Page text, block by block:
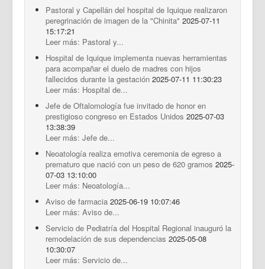
Pastoral y Capellán del hospital de Iquique realizaron
peregrinación de imagen de la "Chinita" 2025-07-11
15:17:21
Leer más: Pastoral y...
Hospital de Iquique implementa nuevas herramientas
para acompañar el duelo de madres con hijos
fallecidos durante la gestación 2025-07-11 11:30:23
Leer más: Hospital de...
Jefe de Oftalomología fue invitado de honor en
prestigioso congreso en Estados Unidos 2025-07-03
13:38:39
Leer más: Jefe de...
Neoatología realiza emotiva ceremonia de egreso a
prematuro que nació con un peso de 620 gramos 2025-
07-03 13:10:00
Leer más: Neoatología...
Aviso de farmacia 2025-06-19 10:07:46
Leer más: Aviso de...
Servicio de Pediatría del Hospital Regional inauguró la
remodelación de sus dependencias 2025-05-08
10:30:07
Leer más: Servicio de...